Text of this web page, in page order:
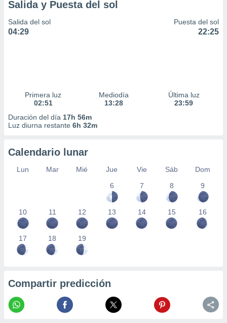
Salida y Puesta del sol
Salida del sol
04:29
Puesta del sol
22:25
Primera luz
02:51
Mediodía
13:28
Última luz
23:59
Duración del día 17h 56m
Luz diurna restante 6h 32m
Calendario lunar
Lun Mar Mié Jue Vie Sáb
Dom
6
7 8 9
10 11 12 13 14 15 16
17 18 19
Compartir predicción